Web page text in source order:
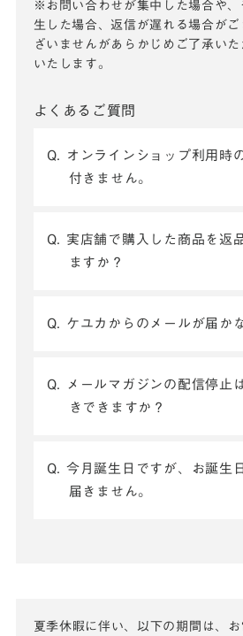
※お問い合わせが集中した場合や
生した場合、返信が遅れる場合が
ざいませんがあらかじめご了承い
いたします。
よくあるご質問
Q. オンラインショップ利用時
付きません。
Q. 実店舗で購入した商品を返
ますか？
Q. ケユカからのメールが届か
Q. メールマガジンの配信停止
きできますか？
Q. 今月誕生日ですが、お誕生
届きません。
夏季休暇に伴い、以下の期間は、